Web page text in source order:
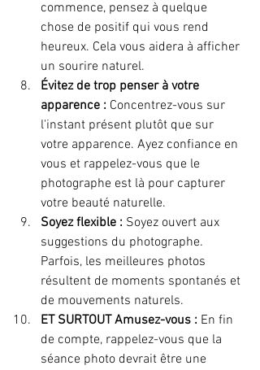
commence, pensez à quelque
chose de positif qui vous rend
heureux. Cela vous aidera à afficher
un sourire naturel.
Évitez de trop penser à votre
apparence : Concentrez-vous sur
l'instant présent plutôt que sur
votre apparence. Ayez confiance en
vous et rappelez-vous que le
photographe est là pour capturer
votre beauté naturelle.
Soyez flexible : Soyez ouvert aux
suggestions du photographe.
Parfois, les meilleures photos
résultent de moments spontanés et
de mouvements naturels.
ET SURTOUT Amusez-vous : En fin
de compte, rappelez-vous que la
séance photo devrait être une